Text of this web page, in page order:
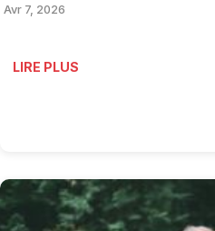
Avr 7, 2026
LIRE PLUS